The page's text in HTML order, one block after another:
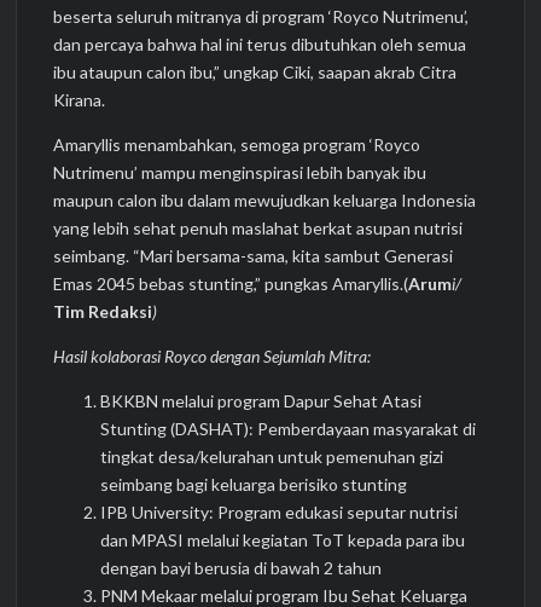
beserta seluruh mitranya di program ‘Royco Nutrimenu’,
dan percaya bahwa hal ini terus dibutuhkan oleh semua
ibu ataupun calon ibu,” ungkap Ciki, saapan akrab Citra
Kirana.
Amaryllis menambahkan, semoga program ‘Royco
Nutrimenu’ mampu menginspirasi lebih banyak ibu
maupun calon ibu dalam mewujudkan keluarga Indonesia
yang lebih sehat penuh maslahat berkat asupan nutrisi
seimbang. “Mari bersama-sama, kita sambut Generasi
Emas 2045 bebas stunting,” pungkas Amaryllis.(Arumi/
Tim Redaksi)
Hasil kolaborasi Royco dengan Sejumlah Mitra:
BKKBN melalui program Dapur Sehat Atasi
Stunting (DASHAT): Pemberdayaan masyarakat di
tingkat desa/kelurahan untuk pemenuhan gizi
seimbang bagi keluarga berisiko stunting
IPB University: Program edukasi seputar nutrisi
dan MPASI melalui kegiatan ToT kepada para ibu
dengan bayi berusia di bawah 2 tahun
PNM Mekaar melalui program Ibu Sehat Keluarga